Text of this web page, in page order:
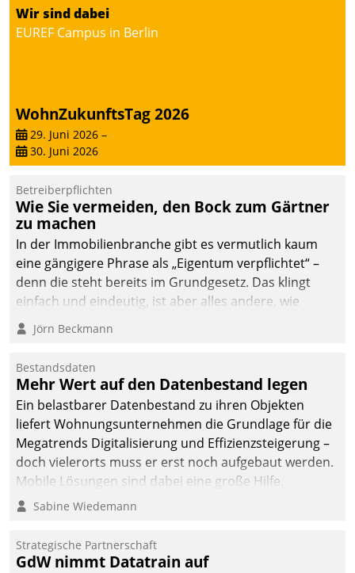
Datatrain ermöglicht
automatisiert ausgelöste,
intelligente,
datengestützte
Entscheidungen.
Wir sind dabei
EUREF Campus in Berlin
WohnZukunftsTag 2026
29. Juni 2026 –
30. Juni 2026
Betreiberpflichten
Wie Sie vermeiden, den Bock zum Gärtner
zu machen
In der Immobilienbranche gibt es vermutlich kaum
eine gängigere Phrase als „Eigentum verpflichtet“ –
denn die steht bereits im Grundgesetz. Das klingt
einfach und eindeutig, ist aber alles andere, wie
Branchenbeschäftigte wissen. Denn mit der
Verantwortung folgen Verpflichtungen.
Jörn Beckmann
Bestandsdaten
Mehr Wert auf den Datenbestand legen
Ein belastbarer Datenbestand zu ihren Objekten
liefert Wohnungsunternehmen die Grundlage für die
Megatrends Digitalisierung und Effizienzsteigerung –
doch vielerorts muss er erst noch aufgebaut werden.
Mobile Lösungen sind dabei eine große Hilfe.
Sabine Wiedemann
Strategische Partnerschaft
GdW nimmt Datatrain auf